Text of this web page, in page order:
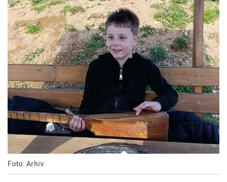
Foto: Arhiv